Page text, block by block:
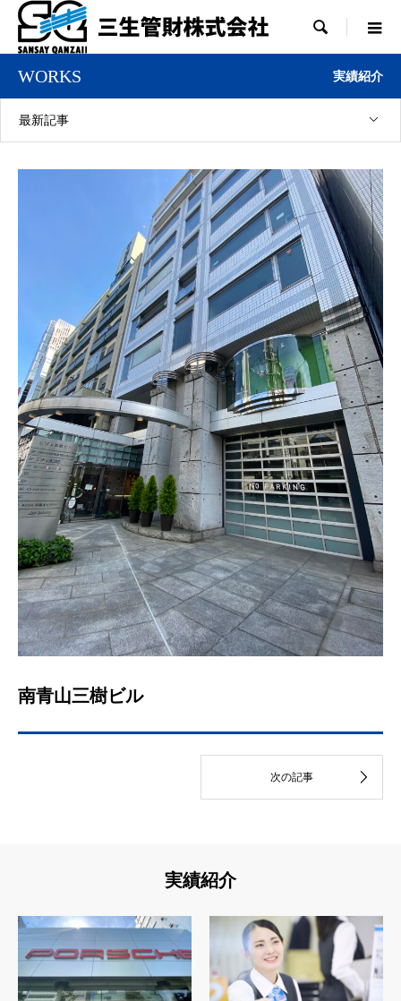

WORKS 実績紹介
最新記事
南青山三樹ビル
実績紹介